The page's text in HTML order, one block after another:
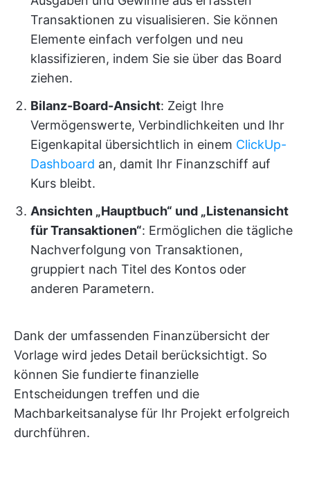
Transaktionen zu visualisieren. Sie können
Elemente einfach verfolgen und neu
klassifizieren, indem Sie sie über das Board
ziehen.
Bilanz-Board-Ansicht: Zeigt Ihre
Vermögenswerte, Verbindlichkeiten und Ihr
Eigenkapital übersichtlich in einem ClickUp-
Dashboard an, damit Ihr Finanzschiff auf
Kurs bleibt.
Ansichten „Hauptbuch“ und „Listenansicht
für Transaktionen“: Ermöglichen die tägliche
Nachverfolgung von Transaktionen,
gruppiert nach Titel des Kontos oder
anderen Parametern.
Dank der umfassenden Finanzübersicht der
Vorlage wird jedes Detail berücksichtigt. So
können Sie fundierte finanzielle
Entscheidungen treffen und die
Machbarkeitsanalyse für Ihr Projekt erfolgreich
durchführen.